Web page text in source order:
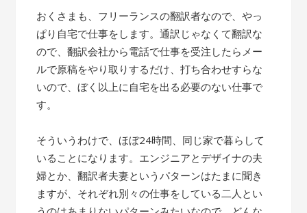
おくさまも、フリーランスの翻訳者なので、やっ
ぱり自宅で仕事をします。通訳じゃなくて翻訳な
ので、翻訳会社から電話で仕事を受注したらメー
ルで原稿をやり取りするだけ、打ち合わせすらな
いので、ぼく以上に自宅を出る必要のない仕事で
す。
そういうわけで、ほぼ24時間、同じ家で暮らして
いることになります。エンジニアとデザイナの夫
婦とか、翻訳者夫妻というパターンはたまに聞き
ますが、それぞれ別々の仕事をしている二人とい